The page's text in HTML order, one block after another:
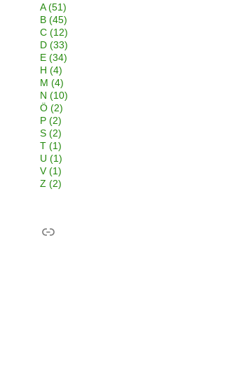
A(51)
B (45)
C (12)
D (33)
E (34)
H (4)
M (4)
N (10)
Ö (2)
P (2)
S (2)
T (1)
U (1)
V(1)
Z (2)
Link